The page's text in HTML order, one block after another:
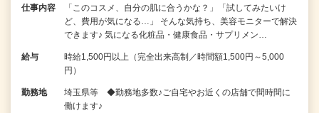
仕事内容
「このコスメ、自分の肌に合うかな？」「試してみたいけ
ど、費用が気になる…」 そんな気持ち、美容モニターで解決
できます♪ 気になる化粧品・健康食品・サプリメン…
給与
時給1,500円以上（完全出来高制／時間額1,500円～5,000
円）
勤務地
埼玉県等 ◆勤務地多数♪ご自宅やお近くの店舗で間時間に
働けます♪